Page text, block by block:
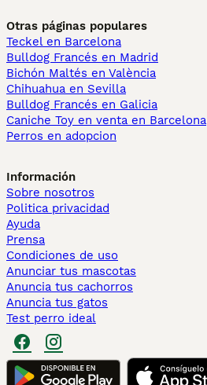
Otras páginas populares
Teckel en Barcelona
Bulldog Francés en Madrid
Bichón Maltés en València
Chihuahua en Sevilla
Bulldog Francés en Galicia
Caniche Toy en venta en Barcelona
Perros en adopcion
Información
Sobre nosotros
Politica privacidad
Ayuda
Prensa
Condiciones de uso
Anunciar tus mascotas
Anuncia tus cachorros
Anuncia tus gatos
Test perro ideal